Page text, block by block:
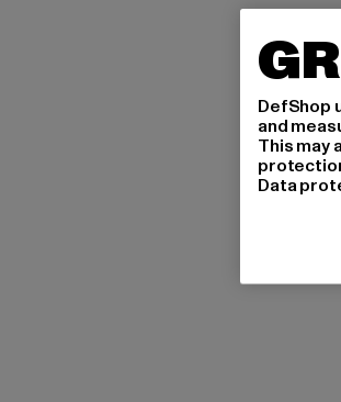
DefShop
and
This may
Data